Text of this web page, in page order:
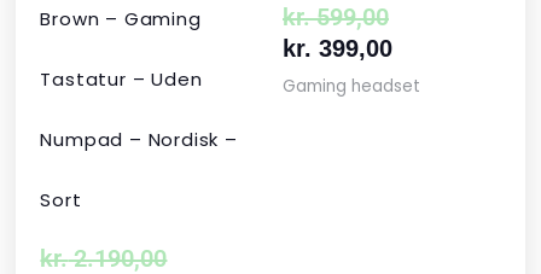
Brown – Gaming
Tastatur – Uden
Numpad – Nordisk –
Sort
kr.2.190,00
kr.599,00
kr. 399,00
Gaming headset